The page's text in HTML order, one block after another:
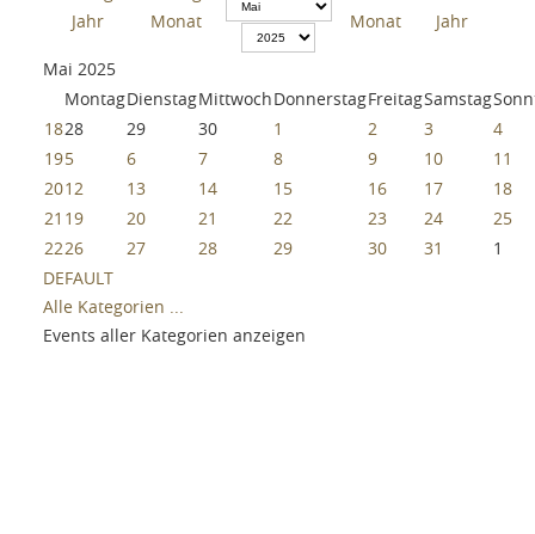
Mai 2025
MontagDienstagMittwochDonnerstagFreitagSamstag
1828 29 30 1 2 3
4
195 6 7 8 9 10
11
2012 13 14 15 16 17
18
21 19 20 21 22 23 24
25
2226 27 28 29 30 31
1
DEFAULT
Alle Kategorien ...
Events aller Kategorien anzeigen